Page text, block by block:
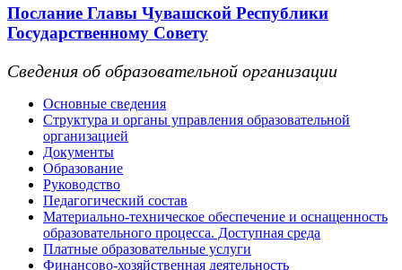
Послание Главы Чувашской Республики
Государственному Совету
Сведения об образовательной организации
Основные сведения
Структура и органы управления образовательной
организацией
Документы
Образование
Руководство
Педагогический состав
Материально-техническое обеспечение и оснащенность
образовательного процесса. Доступная среда
Платные образовательные услуги
Финансово-хозяйственная деятельность